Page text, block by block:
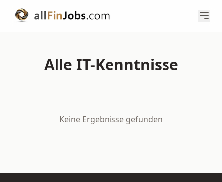
Alle IT-Kenntnisse
Keine Ergebnisse gefunden